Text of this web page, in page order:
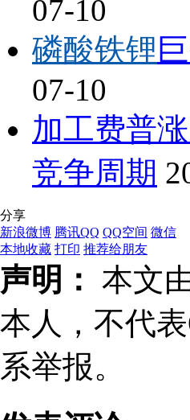
07-10
磷酸铁锂
07-10
加工费普
竞争周期
分享
新浪微博 腾讯QQ QQ空间 微信
本地收藏 打印 推荐给朋友
声明： 本文
本人，不代
系举报。